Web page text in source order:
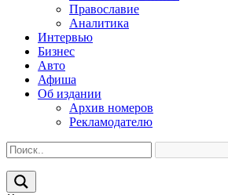
Православие
Аналитика
Интервью
Бизнес
Авто
Афиша
Об издании
Архив номеров
Рекламодателю